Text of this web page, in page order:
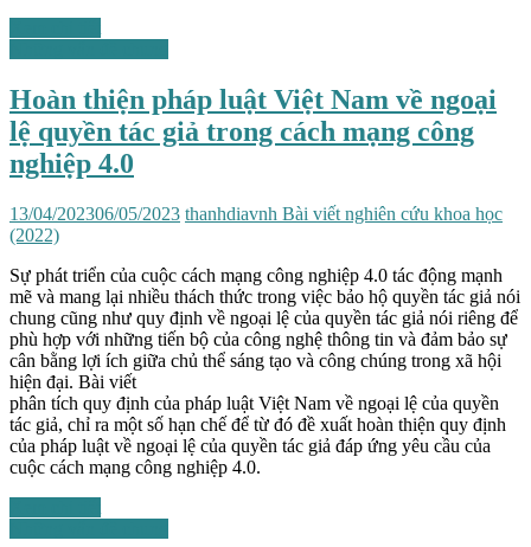
Hoàn thiện pháp luật Việt Nam về ngoại
lệ quyền tác giả trong cách mạng công
nghiệp 4.0
13/04/202306/05/2023 thanhdiavnh Bài viết nghiên cứu khoa học
(2022)
Sự phát triển của cuộc cách mạng công nghiệp 4.0 tác động mạnh
mẽ và mang lại nhiều thách thức trong việc bảo hộ quyền tác giả nói
chung cũng như quy định về ngoại lệ của quyền tác giả nói riêng để
phù hợp với những tiến bộ của công nghệ thông tin và đảm bảo sự
cân bằng lợi ích giữa chủ thể sáng tạo và công chúng trong xã hội
hiện đại. Bài viết
phân tích quy định của pháp luật Việt Nam về ngoại lệ của quyền
tác giả, chỉ ra một số hạn chế để từ đó đề xuất hoàn thiện quy định
của pháp luật về ngoại lệ của quyền tác giả đáp ứng yêu cầu của
cuộc cách mạng công nghiệp 4.0.